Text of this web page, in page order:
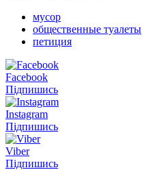
мусор
общественные туалеты
петиция
Facebook
Підпишись
Instagram
Підпишись
Viber
Підпишись